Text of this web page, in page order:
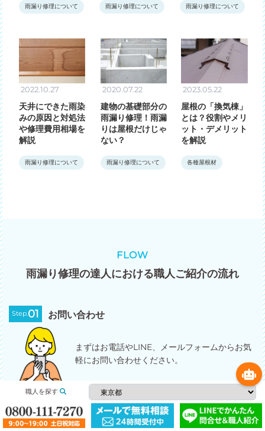
雨漏り修理について 雨漏り修理について 雨漏り修理について
2022.10.27
天井にできた雨染
みの原因と対処法
や修理費用相場を
解説
雨漏り修理について
2020.07.22
建物の基礎部分の
雨漏り修理！雨漏
りは屋根だけじゃ
ない？
雨漏り修理について
2023.05.22
屋根の「換気棟」
とは？役割やメリ
ット・デメリット
を解説
各種屋根材
雨漏り修理の達人における職人ご紹介の流れ
FLOW
Step.01 お問い合わせ
まずはお電話やLINE、メールフォームからお気
軽にお問い合わせください。
職人から直接折り返します
職人を探す